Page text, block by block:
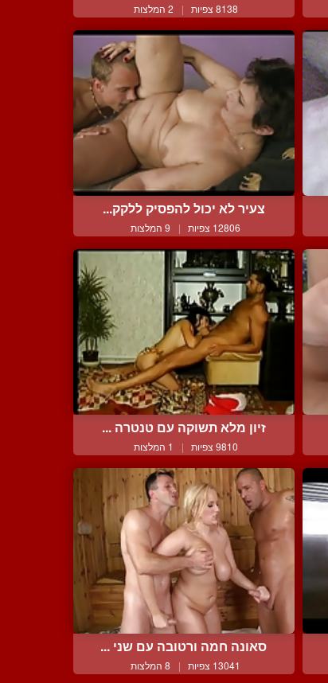
8138 צפיות | 2 המלצות
צעיר לא יכול להפסיק ללקק...
12806 צפיות | 9 המלצות
זיון מלא תשוקה עם טנטרה ...
9810 צפיות | 1 המלצות
סאונה חמה ורטובה עם שני ...
13041 צפיות | 8 המלצות